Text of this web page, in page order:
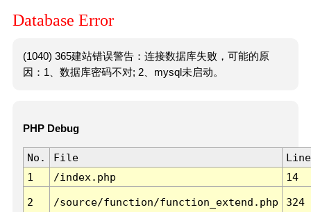
Database Error
(1040) 365建站错误警告：连接数据库失败，可能的原
因：1、数据库密码不对; 2、mysql未启动。
PHP Debug
No. File
Line
1
/index.php 14
2 /source/function/function_extend.php 324